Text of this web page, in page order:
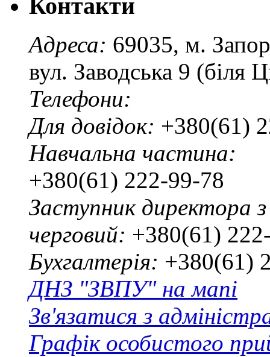
Контакти
Адреса: 69035, м.
вул. Заводська 9 (біля
Телефони:
Для довідок: +380(61)
Навчальна частина:
+380(61) 222-99-78
Заступник директора
черговий: +380(61)
Бухгалтерія: +380(61)
ДНЗ "ЗВПУ" на мапі
Зв'язатися з
Графік особистого